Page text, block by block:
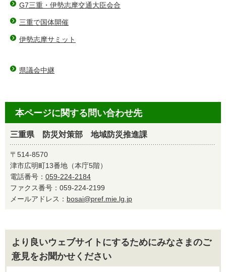
G7三重・伊勢志摩交通大臣会合
三重で国体開催
伊勢志摩サミット
県議会中継
本ページに関する問い合わせ先
三重県 防災対策部 地域防災推進課
〒514-8570
津市広明町13番地（本庁5階）
電話番号： 059-224-2184
ファクス番号：059-224-2199
メールアドレス： bosai@pref.mie.lg.jp
より良いウェブサイトにするためにみなさまのご
意見をお聞かせください